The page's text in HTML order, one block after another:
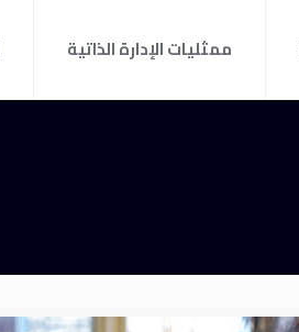
ممثليات الإدارة الذاتية